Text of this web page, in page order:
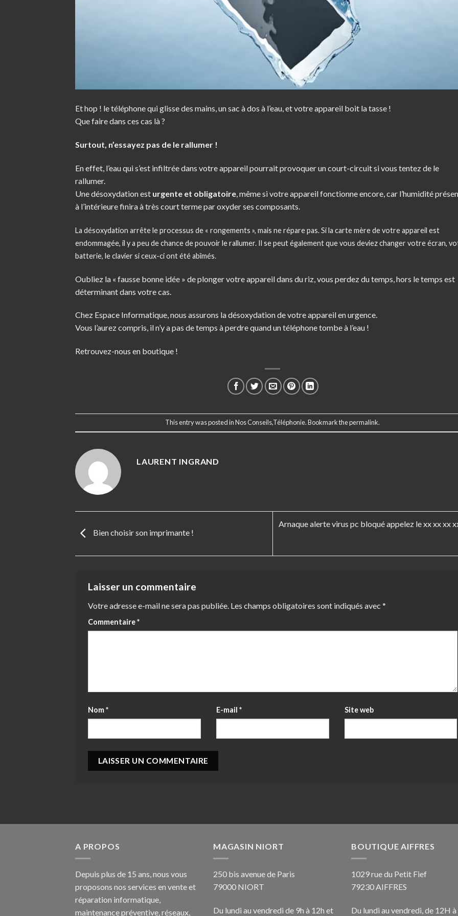
Et hop ! le téléphone qui glisse des mains, un sac à dos à l’eau, et votre appareil boit la tasse !
Que faire dans ces cas là ?
Surtout, n’essayez pas de le rallumer !
En effet, l’eau qui s’est infiltrée dans votre appareil pourrait provoquer un court-circuit si vous tentez de le
rallumer.
Une désoxydation est urgente et obligatoire, même si votre appareil fonctionne encore, car l’humidité
à l’intérieure finira à très court terme par oxyder ses composants.
La désoxydation arrête le processus de « rongements », mais ne répare pas. Si la carte mère de votre appareil est
endommagée, il y a peu de chance de pouvoir le rallumer. Il se peut également que vous deviez changer votre écran,
batterie, le clavier si ceux-ci ont été abîmés.
Oubliez la « fausse bonne idée » de plonger votre appareil dans du riz, vous perdez du temps, hors le temps est
déterminant dans votre cas.
Chez Espace Informatique, nous assurons la désoxydation de votre appareil en urgence.
Vous l’aurez compris, il n’y a pas de temps à perdre quand un téléphone tombe à l’eau !
Retrouvez-nous en boutique !
This entry was posted inNos Conseils,Téléphonie. Bookmark thepermalink.
LAURENT INGRAND
Bien choisir son imprimante !
Arnaque alerte virus pc bloqué appelez le xx xx xx
Laisser un commentaire
Votre adresse e-mail ne sera pas publiée. Les champs obligatoires sont indiqués avec *
Commentaire*
Nom* E-mail * Site web
A PROPOS
Depuis plus de 15 ans, nous vous
proposons nos services en vente et
réparation informatique,
maintenance préventive, réseaux,
MAGASIN NIORT
250 bis avenue de Paris
79000 NIORT
Du lundi au vendredi de 9h à 12h et
BOUTIQUE AIFFRES
1029 rue du Petit Fief
79230 AIFFRES
Du lundi au vendredi, de 12H à